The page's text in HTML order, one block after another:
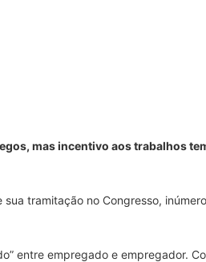
mas incentivo aos trabalhos
tramitação no Congresso,
entre empregado e empregador.